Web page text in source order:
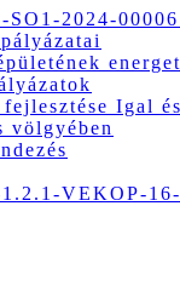
2024-
Igal
völgyében
VEKOP-